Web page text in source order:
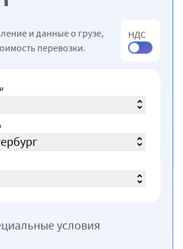
и данные о грузе,
перевозки.
НДС
условия